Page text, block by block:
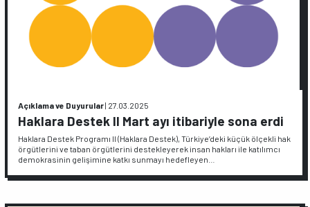
Açıklama ve Duyurular| 27.03.2025
Haklara Destek II Mart ayı itibariyle sona erdi
Haklara Destek Programı II (Haklara Destek), Türkiye’deki küçük ölçekli hak
örgütlerini ve taban örgütlerini destekleyerek insan hakları ile katılımcı
demokrasinin gelişimine katkı sunmayı hedefleyen…